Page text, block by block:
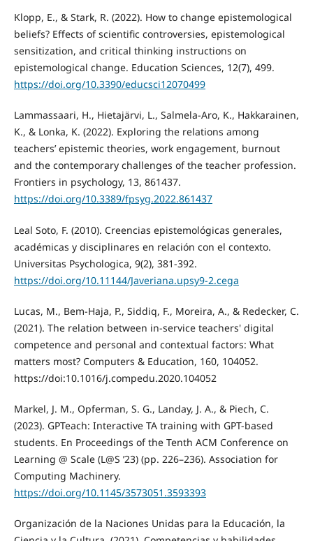
Klopp, E., & Stark, R. (2022). How to change epistemological
beliefs? Effects of scientific controversies, epistemological
sensitization, and critical thinking instructions on
epistemological change. Education Sciences, 12(7), 499.
https://doi.org/10.3390/educsci12070499
Lammassaari, H., Hietajärvi, L., Salmela-Aro, K., Hakkarainen,
K., & Lonka, K. (2022). Exploring the relations among
teachers’ epistemic theories, work engagement, burnout
and the contemporary challenges of the teacher profession.
Frontiers in psychology, 13, 861437.
https://doi.org/10.3389/fpsyg.2022.861437
Leal Soto, F. (2010). Creencias epistemológicas generales,
académicas y disciplinares en relación con el contexto.
Universitas Psychologica, 9(2), 381-392.
https://doi.org/10.11144/Javeriana.upsy9-2.cega
Lucas, M., Bem-Haja, P., Siddiq, F., Moreira, A., & Redecker, C.
(2021). The relation between in-service teachers' digital
competence and personal and contextual factors: What
matters most? Computers & Education, 160, 104052.
https://doi:10.1016/j.compedu.2020.104052
Markel, J. M., Opferman, S. G., Landay, J. A., & Piech, C.
(2023). GPTeach: Interactive TA training with GPT-based
students. En Proceedings of the Tenth ACM Conference on
Learning @ Scale (L@S ’23) (pp. 226–236). Association for
Computing Machinery.
https://doi.org/10.1145/3573051.3593393
Organización de la Naciones Unidas para la Educación, la